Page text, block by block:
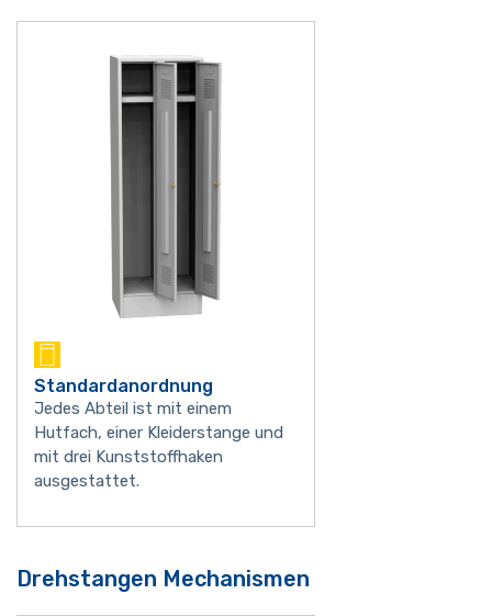
Standardanordnung
Jedes Abteil ist mit einem
Hutfach, einer Kleiderstange und
mit drei Kunststoffhaken
ausgestattet.
Drehstangen Mechanismen